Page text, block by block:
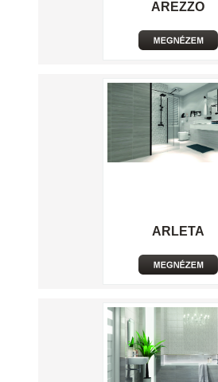
AREZZO
ARLETA